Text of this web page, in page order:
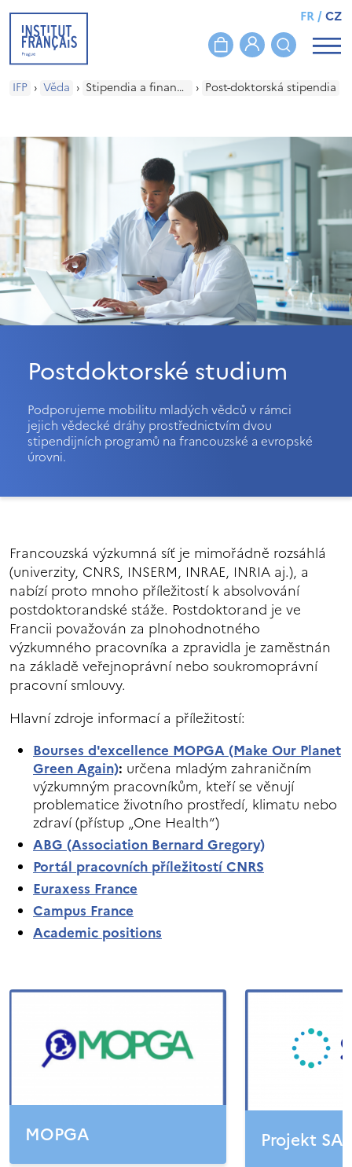
FR/CZ
IFP › Věda › Stipendia a financování › Post-doktorská stipendia
Postdoktorské studium
Podporujeme mobilitu mladých vědců v rámci
jejich vědecké dráhy prostřednictvím dvou
stipendijních programů na francouzské a evropské
úrovni.
Francouzská výzkumná síť je mimořádně rozsáhlá
(univerzity, CNRS, INSERM, INRAE, INRIA aj.), a
nabízí proto mnoho příležitostí k absolvování
postdoktorandské stáže. Postdoktorand je ve
Francii považován za plnohodnotného
výzkumného pracovníka a zpravidla je zaměstnán
na základě veřejnoprávní nebo soukromoprávní
pracovní smlouvy.
Hlavní zdroje informací a příležitostí:
Bourses d'excellence MOPGA (Make Our Planet
Green Again): určena mladým zahraničním
výzkumným pracovníkům, kteří se věnují
problematice životního prostředí, klimatu nebo
zdraví (přístup „One Health“)
ABG (Association Bernard Gregory)
Portál pracovních příležitostí CNRS
Euraxess France
Campus France
Academic positions
MOPGA Projekt